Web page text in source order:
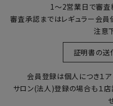
1～2営業日で審査
審査承認まではレギュラー会
注意
証明書の送
会員登録は個人につき１ア
サロン(法人)登録の場合も１店